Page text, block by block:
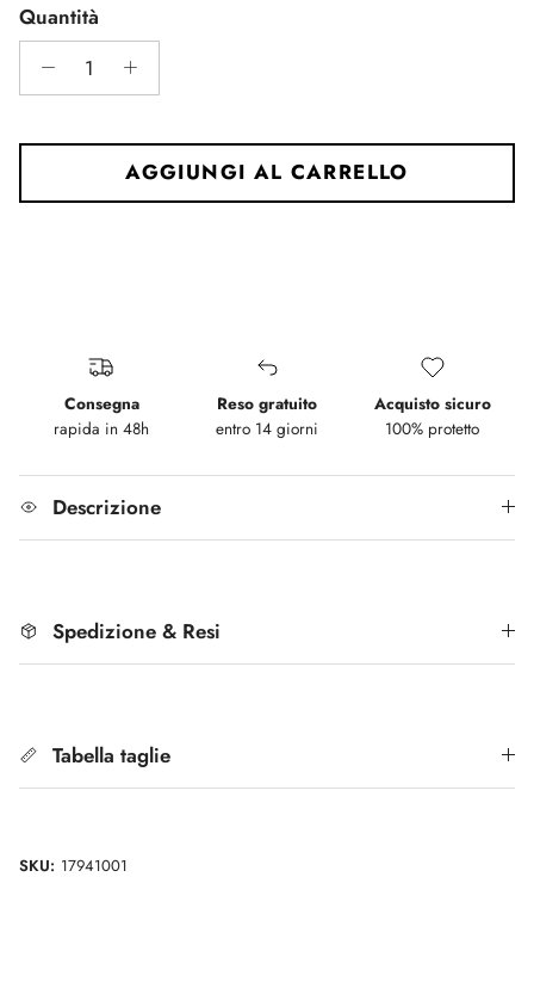
Rating of 5 means Morbida.
The rating of this product for "" is 3.
Quantità
AGGIUNGI AL CARRELLO
Consegna
rapida in 48h
Reso gratuito
entro 14 giorni
Acquisto sicuro
100% protetto
Descrizione
Spedizione & Resi
Tabella taglie
SKU: 17941001